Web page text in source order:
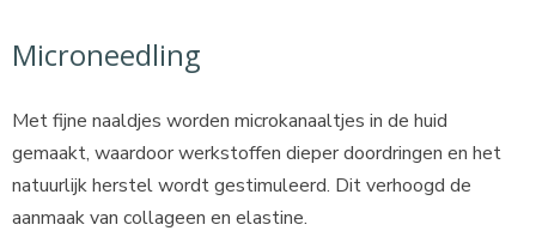
Microneedling
Met fijne naaldjes worden microkanaaltjes in de huid
gemaakt, waardoor werkstoffen dieper doordringen en het
natuurlijk herstel wordt gestimuleerd. Dit verhoogd de
aanmaak van collageen en elastine.